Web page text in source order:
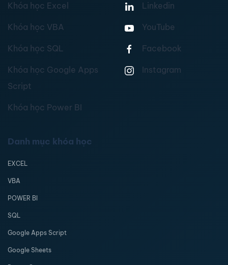
Khóa học Excel
Khóa học VBA
Khóa học SQL
Khóa học Google Apps
Script
Khóa học Power BI
Linkedin
YouTube
Facebook
Instagram
Danh mục khóa học
EXCEL
VBA
POWER BI
SQL
Google Apps Script
Google Sheets